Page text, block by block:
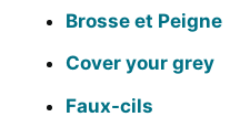
Brosse et Peigne
Cover your grey
Faux-cils